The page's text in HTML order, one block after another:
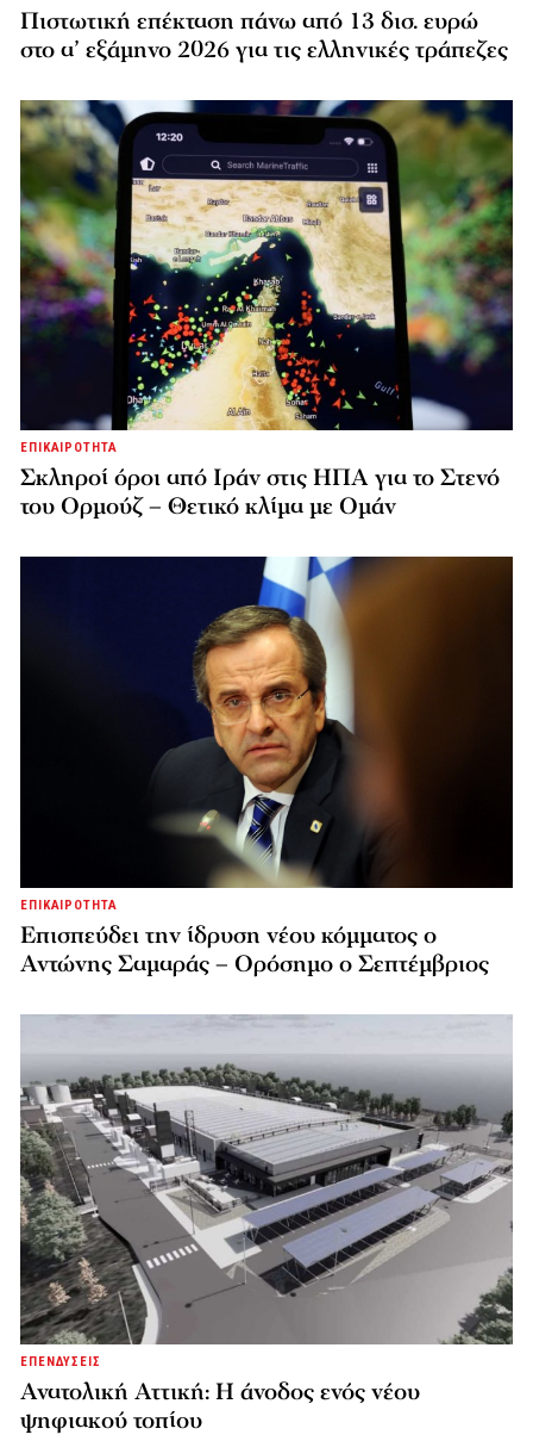
Πιστωτική επέκταση πάνω από 13 δισ. ευρώ
στο α’ εξάμηνο 2026 για τις ελληνικές τράπεζες
ΕΠΙΚΑΙΡΟΤΗΤΑ
Σκληροί όροι από Ιράν στις ΗΠΑ για το Στενό
του Ορμούζ – Θετικό κλίμα με Ομάν
ΕΠΙΚΑΙΡΟΤΗΤΑ
Επισπεύδει την ίδρυση νέου κόμματος o
Αντώνης Σαμαράς – Ορόσημο ο Σεπτέμβριος
ΕΠΕΝΔΥΣΕΙΣ
Ανατολική Αττική: Η άνοδος ενός νέου
ψηφιακού τοπίου